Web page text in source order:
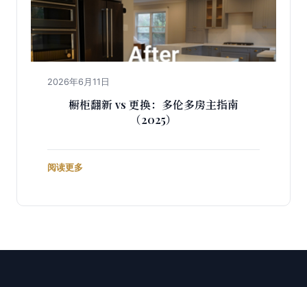
2026年6月11日
橱柜翻新 vs 更换：多伦多房主指南
（2025）
阅读更多